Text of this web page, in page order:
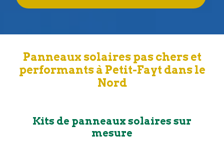
Panneaux solaires pas chers et
performants à Petit-Fayt dans le
Nord
Kits de panneaux solaires sur
mesure